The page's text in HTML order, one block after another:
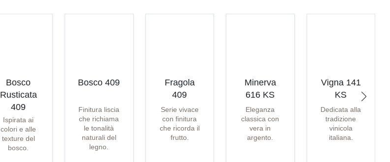
Bosco
Rusticata
409
Ispirata ai
colori e alle
texture del
bosco.
Bosco 409
Finitura liscia
che richiama
le tonalità
naturali del
legno.
Fragola
409
Serie vivace
con finitura
che ricorda il
frutto.
Minerva
616 KS
Eleganza
classica con
vera in
argento.
Vigna 141
KS
Dedicata alla
tradizione
vinicola
italiana.